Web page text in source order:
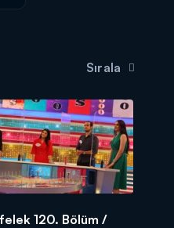
Sırala
120. Bölüm /